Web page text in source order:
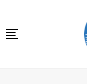
content